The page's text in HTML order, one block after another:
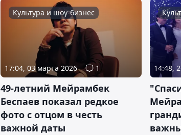
Культура и шоу-бизнес
17:04, 03 марта 2026 1
49-летний Мейрамбек
Беспаев показал редкое
фото с отцом в честь
важной даты
14:48,